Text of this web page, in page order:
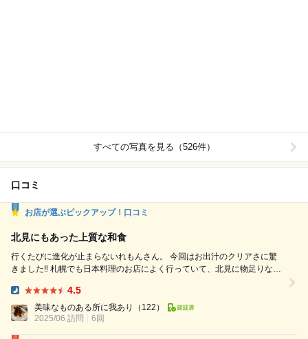
すべての写真を見る（526件）
口コミ
お店が選ぶピックアップ！口コミ
北見にもあった上質な和食
行くたびに進化が止まらないれもんさん。 今回はお出汁のクリアさに驚
きました‼︎ 札幌でも日本料理のお店によく行っていて、北見に物足りなさ
物があれば日本料理店の味と何ら変わりません。 そしてお抹茶とデザー
トで終わる流れ、良いですねぇ（しみじみ お料理 カリフラワーのムー
4.5
美味なものある所に我あり
（122）
2025/06 訪問
6回